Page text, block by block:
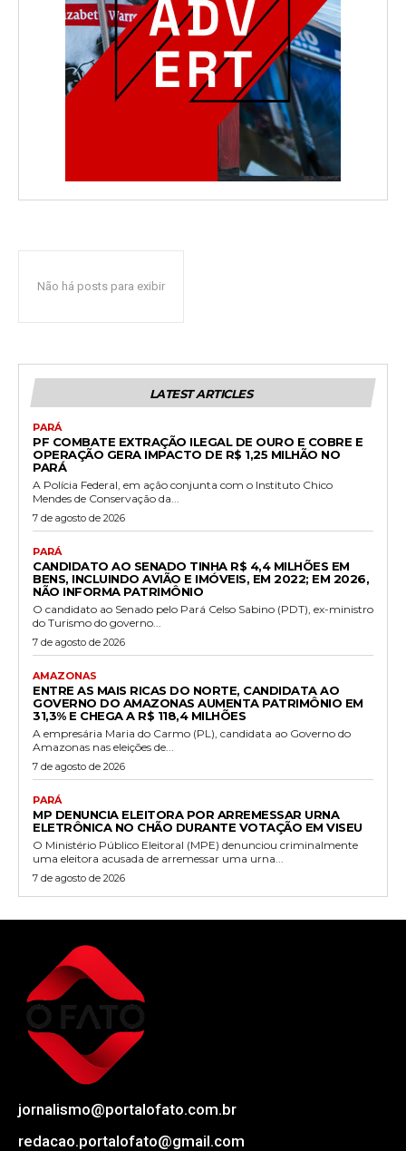
Não há posts para exibir
LATEST ARTICLES
PARÁ
PF COMBATE EXTRAÇÃO ILEGAL DE OURO E COBRE E
OPERAÇÃO GERA IMPACTO DE R$ 1,25 MILHÃO NO
PARÁ
A Polícia Federal, em ação conjunta com o Instituto Chico
Mendes de Conservação da...
7 de agosto de 2026
PARÁ
CANDIDATO AO SENADO TINHA R$ 4,4 MILHÕES EM
BENS, INCLUINDO AVIÃO E IMÓVEIS, EM 2022; EM 2026,
NÃO INFORMA PATRIMÔNIO
O candidato ao Senado pelo Pará Celso Sabino (PDT), ex-ministro
do Turismo do governo...
7 de agosto de 2026
AMAZONAS
ENTRE AS MAIS RICAS DO NORTE, CANDIDATA AO
GOVERNO DO AMAZONAS AUMENTA PATRIMÔNIO EM
31,3% E CHEGA A R$ 118,4 MILHÕES
A empresária Maria do Carmo (PL), candidata ao Governo do
Amazonas nas eleições de...
7 de agosto de 2026
PARÁ
MP DENUNCIA ELEITORA POR ARREMESSAR URNA
ELETRÔNICA NO CHÃO DURANTE VOTAÇÃO EM VISEU
O Ministério Público Eleitoral (MPE) denunciou criminalmente
uma eleitora acusada de arremessar uma urna...
7 de agosto de 2026
jornalismo@portalofato.com.br
redacao.portalofato@gmail.com